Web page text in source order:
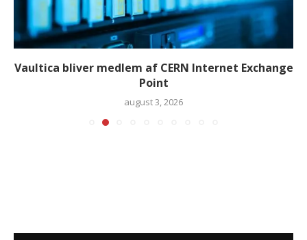
Vaultica bliver medlem af CERN Internet Exchange
Point
august 3, 2026